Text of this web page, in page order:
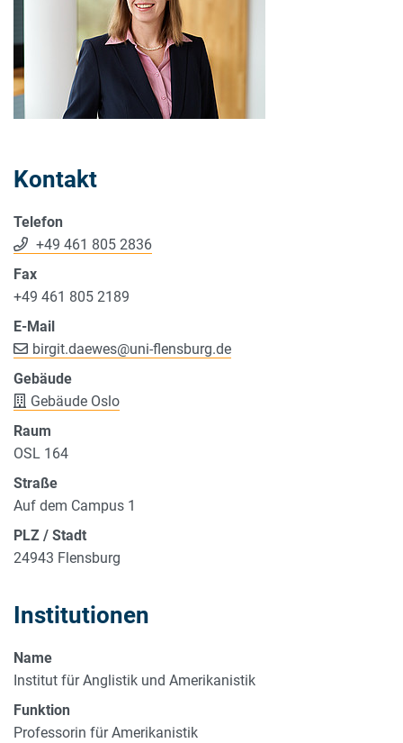
Kontakt
Telefon
+49 461 805 2836
Fax
+49 461 805 2189
E-Mail
birgit.daewes@uni-flensburg.de
Gebäude
Gebäude Oslo
Raum
OSL 164
Straße
Auf dem Campus 1
PLZ / Stadt
24943 Flensburg
Institutionen
Name
Institut für Anglistik und Amerikanistik
Funktion
Professorin für Amerikanistik